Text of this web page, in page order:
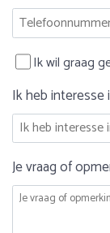
Ik wil graag
Ik heb
Je vraag of